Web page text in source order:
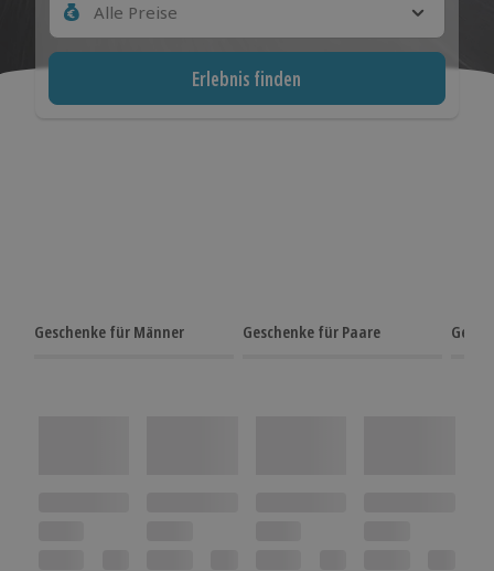
Alle Preise
Erlebnis finden
Geschenke für Männer Geschenke für Paare